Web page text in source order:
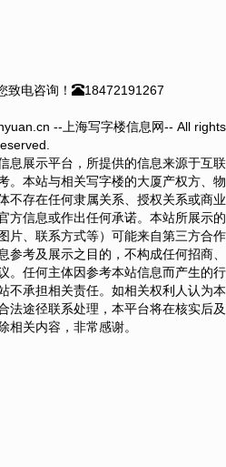
致电咨询！ 18472191267
--上海写字楼信息网-- All rights
息展示平台，所提供的信息来源于互联
。本站与相关写字楼的大厦产权方、物
不存在任何隶属关系、授权关系或商业
方信息或作出任何承诺。本站所展示的
片、联系方式等）可能来自第三方合作
考及展示之目的，不构成任何招商、
。任何主体因参考本站信息而产生的行
不承担相关责任。如相关权利人认为本
法途径联系处理，本平台将在核实后及
相关内容，非常感谢。